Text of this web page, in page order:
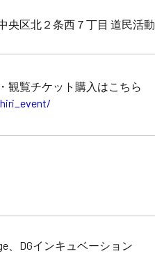
央区北２条西７丁目 道民活
観覧チケット購入はこちら
、DGインキュベーション